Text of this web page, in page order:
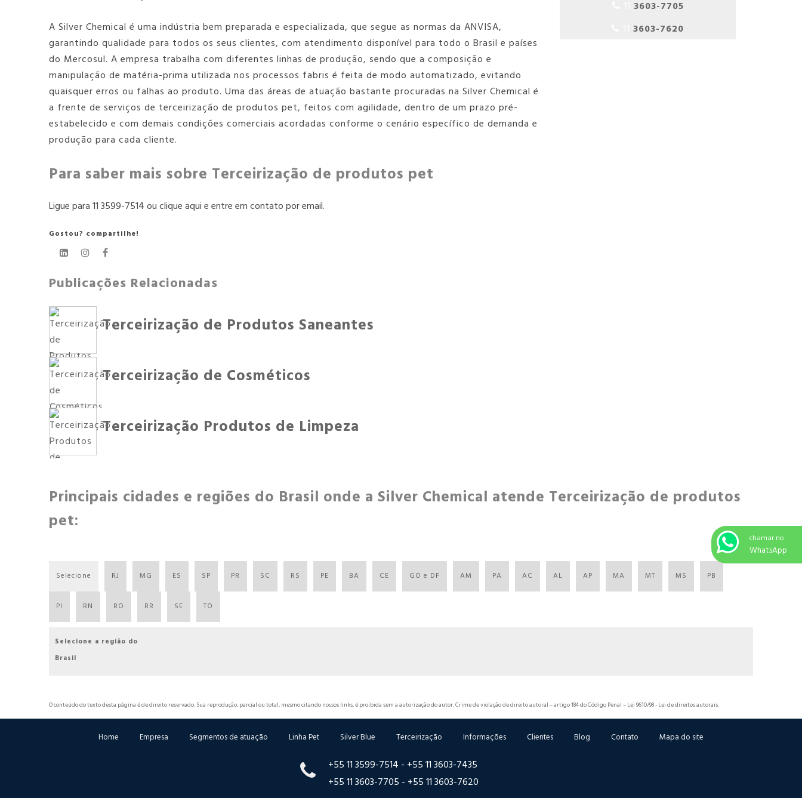
A Silver Chemical é uma indústria bem preparada e especializada, que segue as normas da ANVISA,
garantindo qualidade para todos os seus clientes, com atendimento disponível para todo o Brasil e países
do Mercosul. A empresa trabalha com diferentes linhas de produção, sendo que a composição e
manipulação de matéria-prima utilizada nos processos fabris é feita de modo automatizado, evitando
quaisquer erros ou falhas ao produto. Uma das áreas de atuação bastante procuradas na Silver Chemical é
a frente de serviços de terceirização de produtos pet, feitos com agilidade, dentro de um prazo pré-
estabelecido e com demais condições comerciais acordadas conforme o cenário específico de demanda e
produção para cada cliente.
Para saber mais sobre Terceirização de produtos pet
Ligue para11 3599-7514ouclique aquie entre em contato por email.
Gostou? compartilhe!
FABRICANTE DE DETERGENTE ALCALINO
3603-7705
3603-7620
Publicações Relacionadas
Terceirização de Produtos Saneantes
Terceirização de Cosméticos
Terceirização Produtos de Limpeza
Principais cidades e regiões do Brasil onde a Silver Chemical atende Terceirização de produtos
pet:
Selecione RJ MG ES SP PR SC RS PE BA CE GO e DF AM PA AC AL AP MA MT MS PB
PI RN RO RR SE TO
Selecione a região do
Brasil
O conteúdo do texto desta página é de direito reservado. Sua reprodução, parcial ou total, mesmo citando nossos links, é proibida sem a autorização do autor. Crime de violação de direito autoral – artigo 184 do Código Penal –Lei 9610/98 - Lei de direitos autorais.
Home Empresa Segmentos de atuação Linha Pet Silver Blue Terceirização Informações Clientes Blog Contato Mapa do site
+55 11 3599-7514 - +55 11 3603-7435
+55 11 3603-7705 - +55 11 3603-7620
chamar no
WhatsApp